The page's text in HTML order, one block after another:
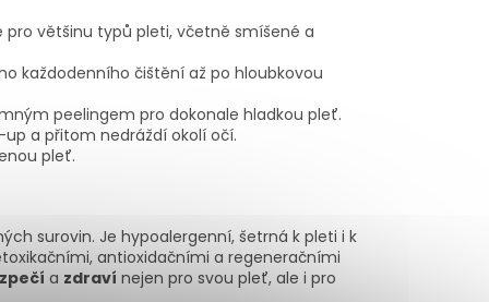
většinu typů pleti, včetně smíšené a
každodenního čištění až po hloubkovou
peelingem pro dokonale hladkou pleť.
a přitom nedráždí okolí očí.
pleť.
surovin. Je hypoalergenní, šetrná k pleti i k
antioxidačními a regeneračními
a zdraví nejen pro svou pleť, ale i pro